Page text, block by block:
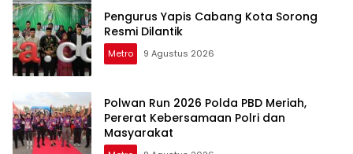
Pengurus Yapis Cabang Kota Sorong
Resmi Dilantik
Metro 9 Agustus 2026
Polwan Run 2026 Polda PBD Meriah,
Pererat Kebersamaan Polri dan
Masyarakat